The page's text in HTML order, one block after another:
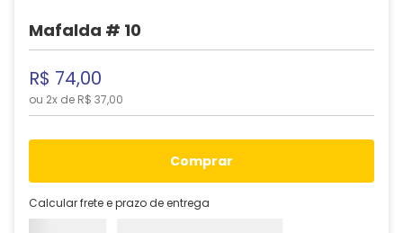
Mafalda # 10
R$ 74,00
ou 2x de R$ 37,00
comprar
Calcular frete e prazo de entrega